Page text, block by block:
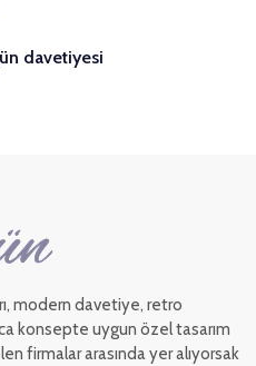
davetiyesi
modern davetiye, retro
konsepte uygun özel tasarım
firmalar arasında yer alıyorsak